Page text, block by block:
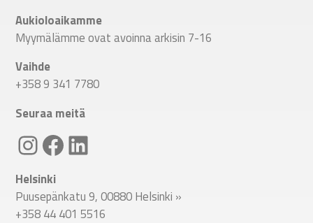
Aukioloaikamme
Myymälämme ovat avoinna arkisin 7-16
Vaihde
+358 9 341 7780
Seuraa meitä
Linkki Spitecin Instagramiin Linkki Spitecin Facebookkiin LinkedIn
Helsinki
Puusepänkatu 9, 00880 Helsinki »
+358 44 401 5516